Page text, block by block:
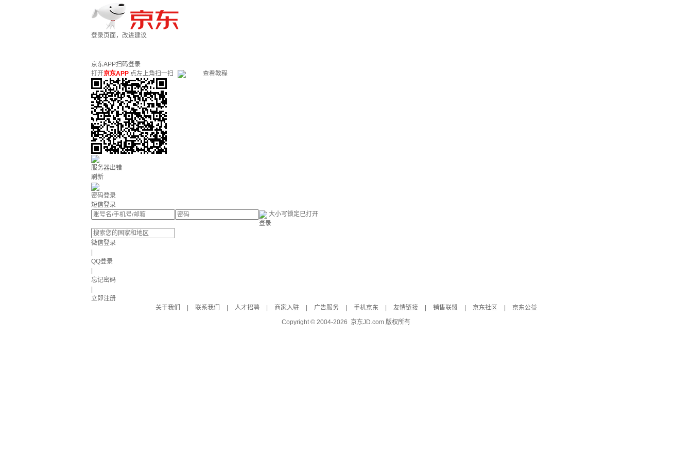
登录页面，改进建议
京东APP扫码登录
打开京东APP 点左上角扫一扫 查看教程
服务器出错
刷新
密码登录
短信登录
大小写锁定已打开
登录
微信登录
QQ登录
忘记密码
立即注册
关于我们
联系我们 人才招聘 商家入驻 广告服务 手机京东 友情链接 销售联盟 京东社区
京东公益
Copyright © 2004-2026 京东JD.com 版权所有